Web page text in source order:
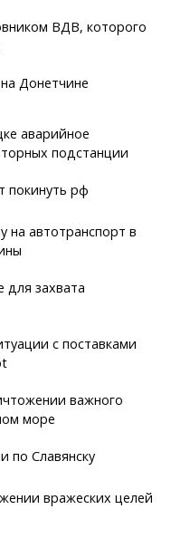
ВДВ, которого
Донетчине
аварийное
подстанции
покинуть рф
на автотранспорт в
для захвата
с поставками
важного
море
по Славянску
вражеских целей